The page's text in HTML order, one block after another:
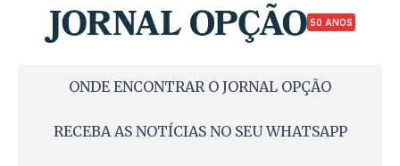
50 ANOS
ONDE ENCONTRAR O JORNAL OPÇÃO
RECEBA AS NOTÍCIAS NO SEU WHATSAPP